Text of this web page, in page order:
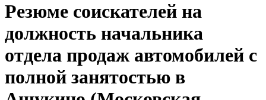
Резюме соискателей на
должность начальника
отдела продаж автомобилей с
полной занятостью в